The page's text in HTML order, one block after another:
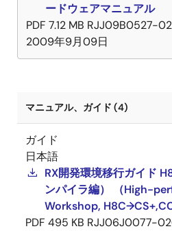
ードウェアマニュアル
PDF 7.12 MB RJJ09B0527-
2009年9月09日
マニュアル、ガイド (4)
ガイド
日本語
RX開発環境移行ガイド
ンパイラ編） （High-
Workshop,
PDF 495 KB RJJ06J0077-